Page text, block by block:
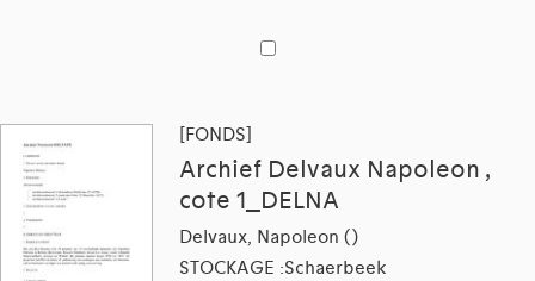
[FONDS]
Archief Delvaux Napoleon ,
cote 1_DELNA
Delvaux, Napoleon ()
STOCKAGE :Schaerbeek